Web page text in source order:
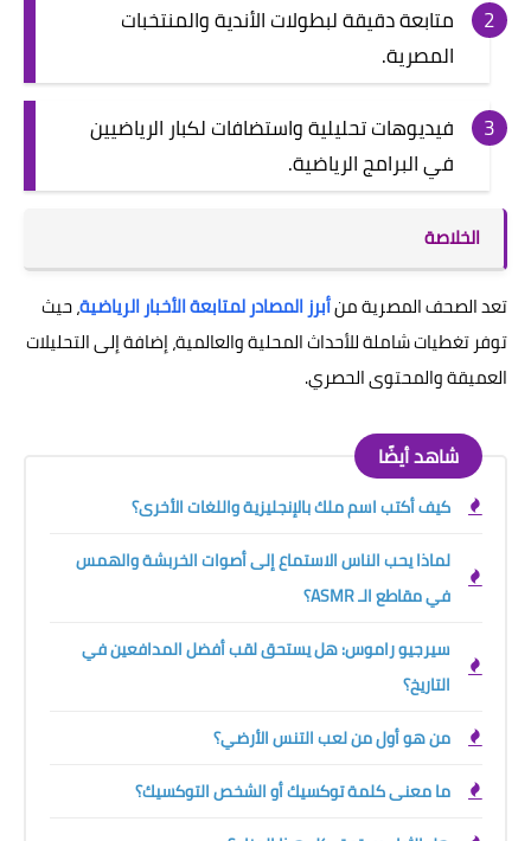
متابعة دقيقة لبطولات الأندية والمنتخبات
المصرية.
فيديوهات تحليلية واستضافات لكبار الرياضيين
في البرامج الرياضية.
الخلاصة
تعد الصحف المصرية منأبرز المصادر لمتابعة الأخبار الرياضية، حيث
توفر تغطيات شاملة للأحداث المحلية والعالمية، إضافة إلى التحليلات
العميقة والمحتوى الحصري.
شاهد أيضًا
كيف أكتب اسم ملك بالإنجليزية واللغات الأخرى؟
لماذا يحب الناس الاستماع إلى أصوات الخربشة والهمس
في مقاطع الـ ASMR؟
سيرجيو راموس: هل يستحق لقب أفضل المدافعين في
التاريخ؟
من هو أول من لعب التنس الأرضي؟
ما معنى كلمة توكسيك أو الشخص التوكسيك؟